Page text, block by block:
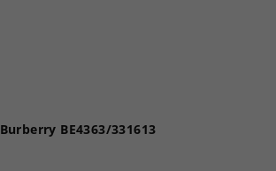
Burberry BE4363/331613